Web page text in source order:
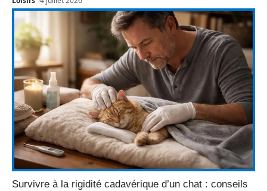
Survivre à la rigidité cadavérique d’un chat : conseils